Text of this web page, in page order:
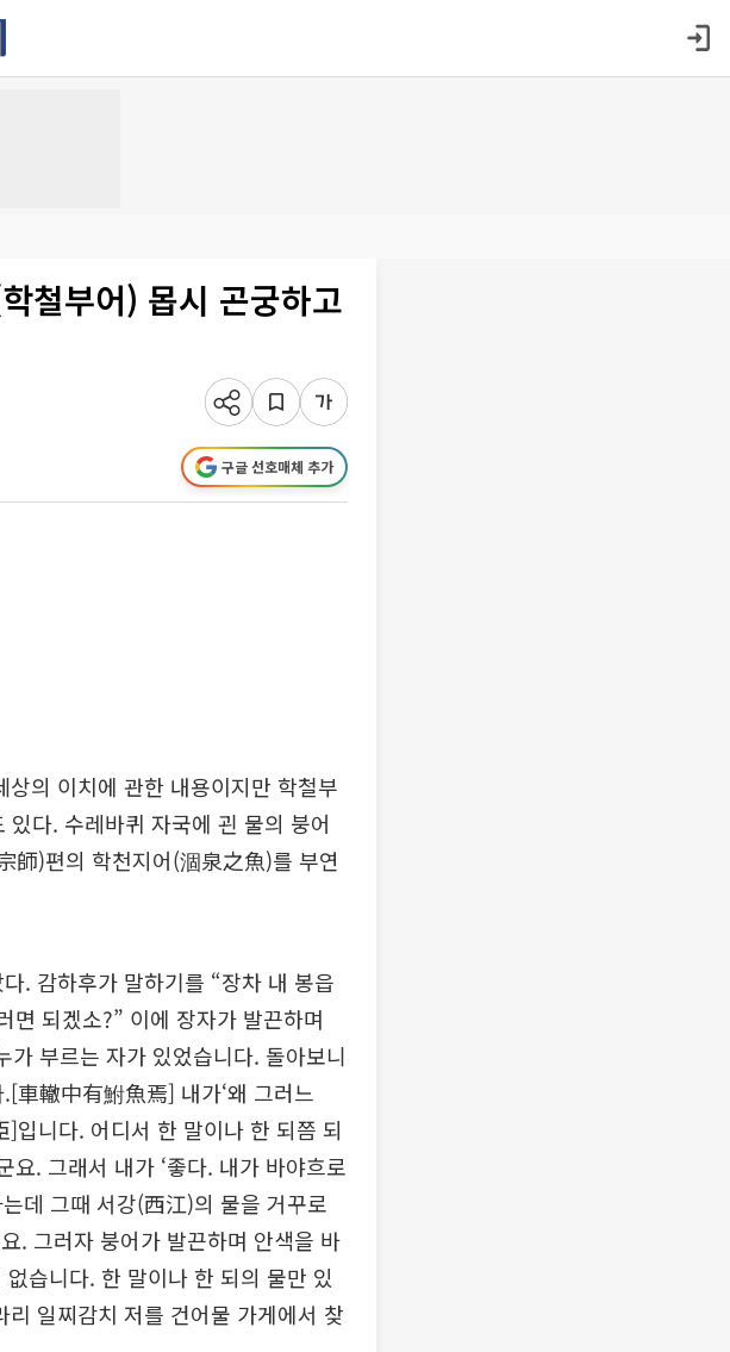
철부어) 몹시 곤궁하고
구글 선호매체 추가
의 이치에 관한 내용이지만 학철부
다. 수레바퀴 자국에 괸 물의 붕어
師)편의 학천지어(涸泉之魚)를 부연
. 감하후가 말하기를 “장차 내 봉읍
되겠소?” 이에 장자가 발끈하며
부르는 자가 있었습니다. 돌아보니
車轍中有鮒魚焉] 내가‘왜 그러느
]입니다. 어디서 한 말이나 한 되쯤 되
요. 그래서 내가 ‘좋다. 내가 바야흐로
데 그때 서강(西江)의 물을 거꾸로
. 그러자 붕어가 발끈하며 안색을 바
습니다. 한 말이나 한 되의 물만 있
일찌감치 저를 건어물 가게에서 찾